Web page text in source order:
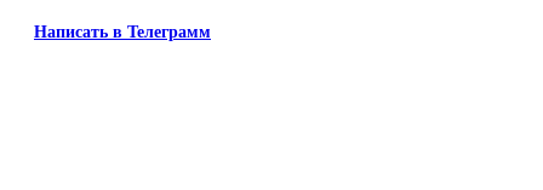
Написать в Телеграмм